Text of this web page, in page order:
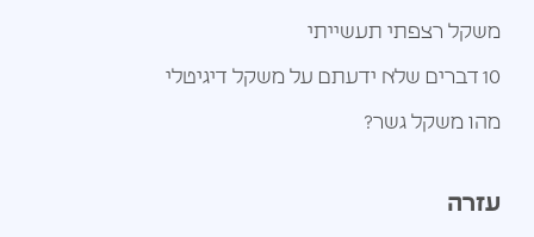
משקל רצפתי תעשייתי
10 דברים שלא ידעתם על משקל דיגיטלי
מהו משקל גשר?
עזרה